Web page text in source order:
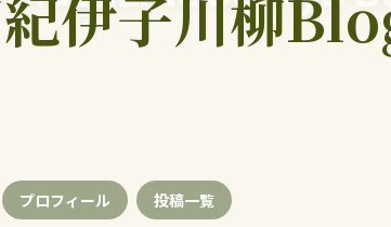
伊子川柳
プロフィール 投稿一覧